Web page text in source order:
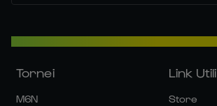
Tornei
M6N
Link Utili
Store